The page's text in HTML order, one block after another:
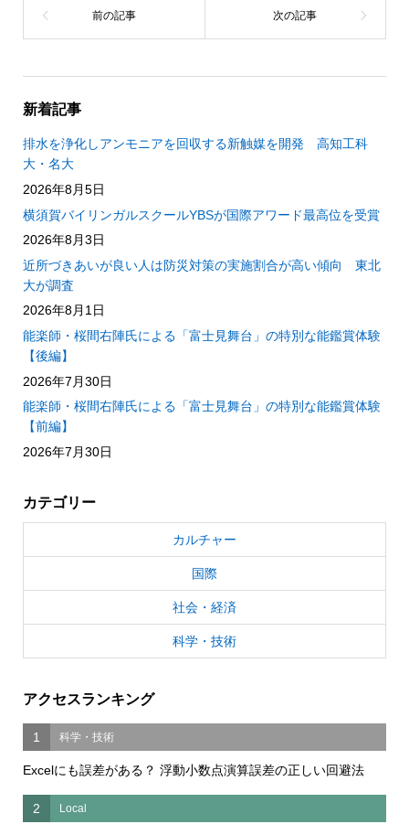
新着記事
排水を浄化しアンモニアを回収する新触媒を開発 高知工科
大・名大
2026年8月5日
横須賀バイリンガルスクールYBSが国際アワード最高位を受賞
2026年8月3日
近所づきあいが良い人は防災対策の実施割合が高い傾向 東北
大が調査
2026年8月1日
能楽師・桜間右陣氏による「富士見舞台」の特別な能鑑賞体験
【後編】
2026年7月30日
能楽師・桜間右陣氏による「富士見舞台」の特別な能鑑賞体験
【前編】
2026年7月30日
カテゴリー
カルチャー
国際
社会・経済
科学・技術
アクセスランキング
1 科学・技術
Excelにも誤差がある？ 浮動小数点演算誤差の正しい回避法
2 Local